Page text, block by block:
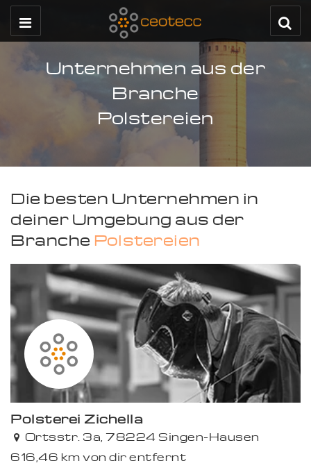
Unternehmen aus der
Branche
Polstereien
Die besten Unternehmen in
deiner Umgebung aus der
Branche Polstereien
Polsterei Zichella
Ortsstr. 3a, 78224 Singen-Hausen
616,46 km von dir entfernt